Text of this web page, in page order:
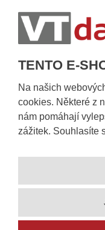
TENTO E-
Na našich
cookies. Některé z
nám pomáhají
zážitek. Souhlasíte
Informace k dostupnosti
Obecné informace
Prohlášení o přístupnosti |